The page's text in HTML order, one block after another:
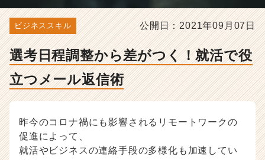
|
ベ
ン
チ
ャ
成
企
ビジネススキル 公開日：2021年09月07日
選考日程調整から差がつく！就活で役
立つメール返信術
昨今のコロナ禍にも影響されるリモートワークの
促進によって、
就活やビジネスの連絡手段の多様化も加速してい